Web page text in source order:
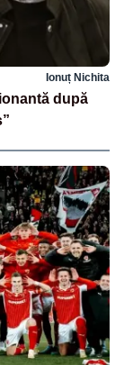
Ionuț Nichita
după